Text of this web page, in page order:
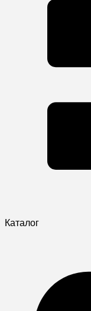
Каталог